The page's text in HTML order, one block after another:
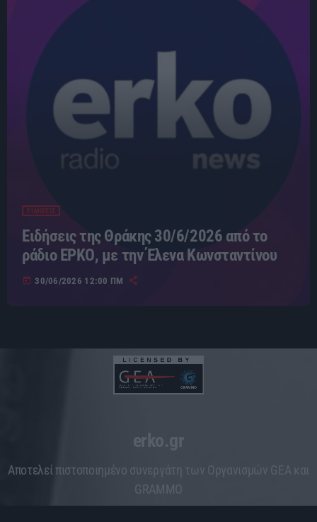
ΕΙΔΗΣΕΙΣ
Ειδήσεις της Θράκης 30/6/2026 από το
ράδιο ΕΡΚΟ, με την Έλενα Κωνσταντίνου
today 30/06/2026 12:00 ΠΜ
erko.gr
Aποτελεί πιστοποιημένο συνεργάτη των Οργανισμών GEA και
GRAMMO